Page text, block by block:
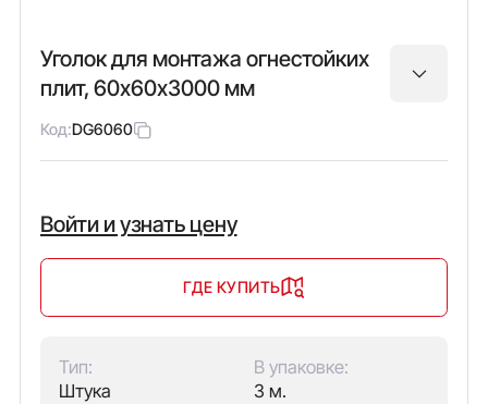
Уголок для монтажа огнестойких
плит, 60х60х3000 мм
Код:DG6060
Войти и узнать цену
ГДЕ КУПИТЬ
Тип:
Штука
В упаковке:
3 м.